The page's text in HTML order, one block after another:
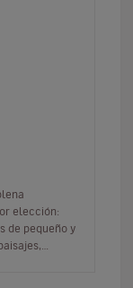
elección:
de pequeño y